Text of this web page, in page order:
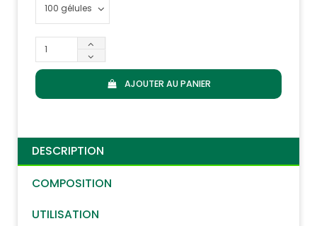
AJOUTER AU PANIER
DESCRIPTION
COMPOSITION
UTILISATION